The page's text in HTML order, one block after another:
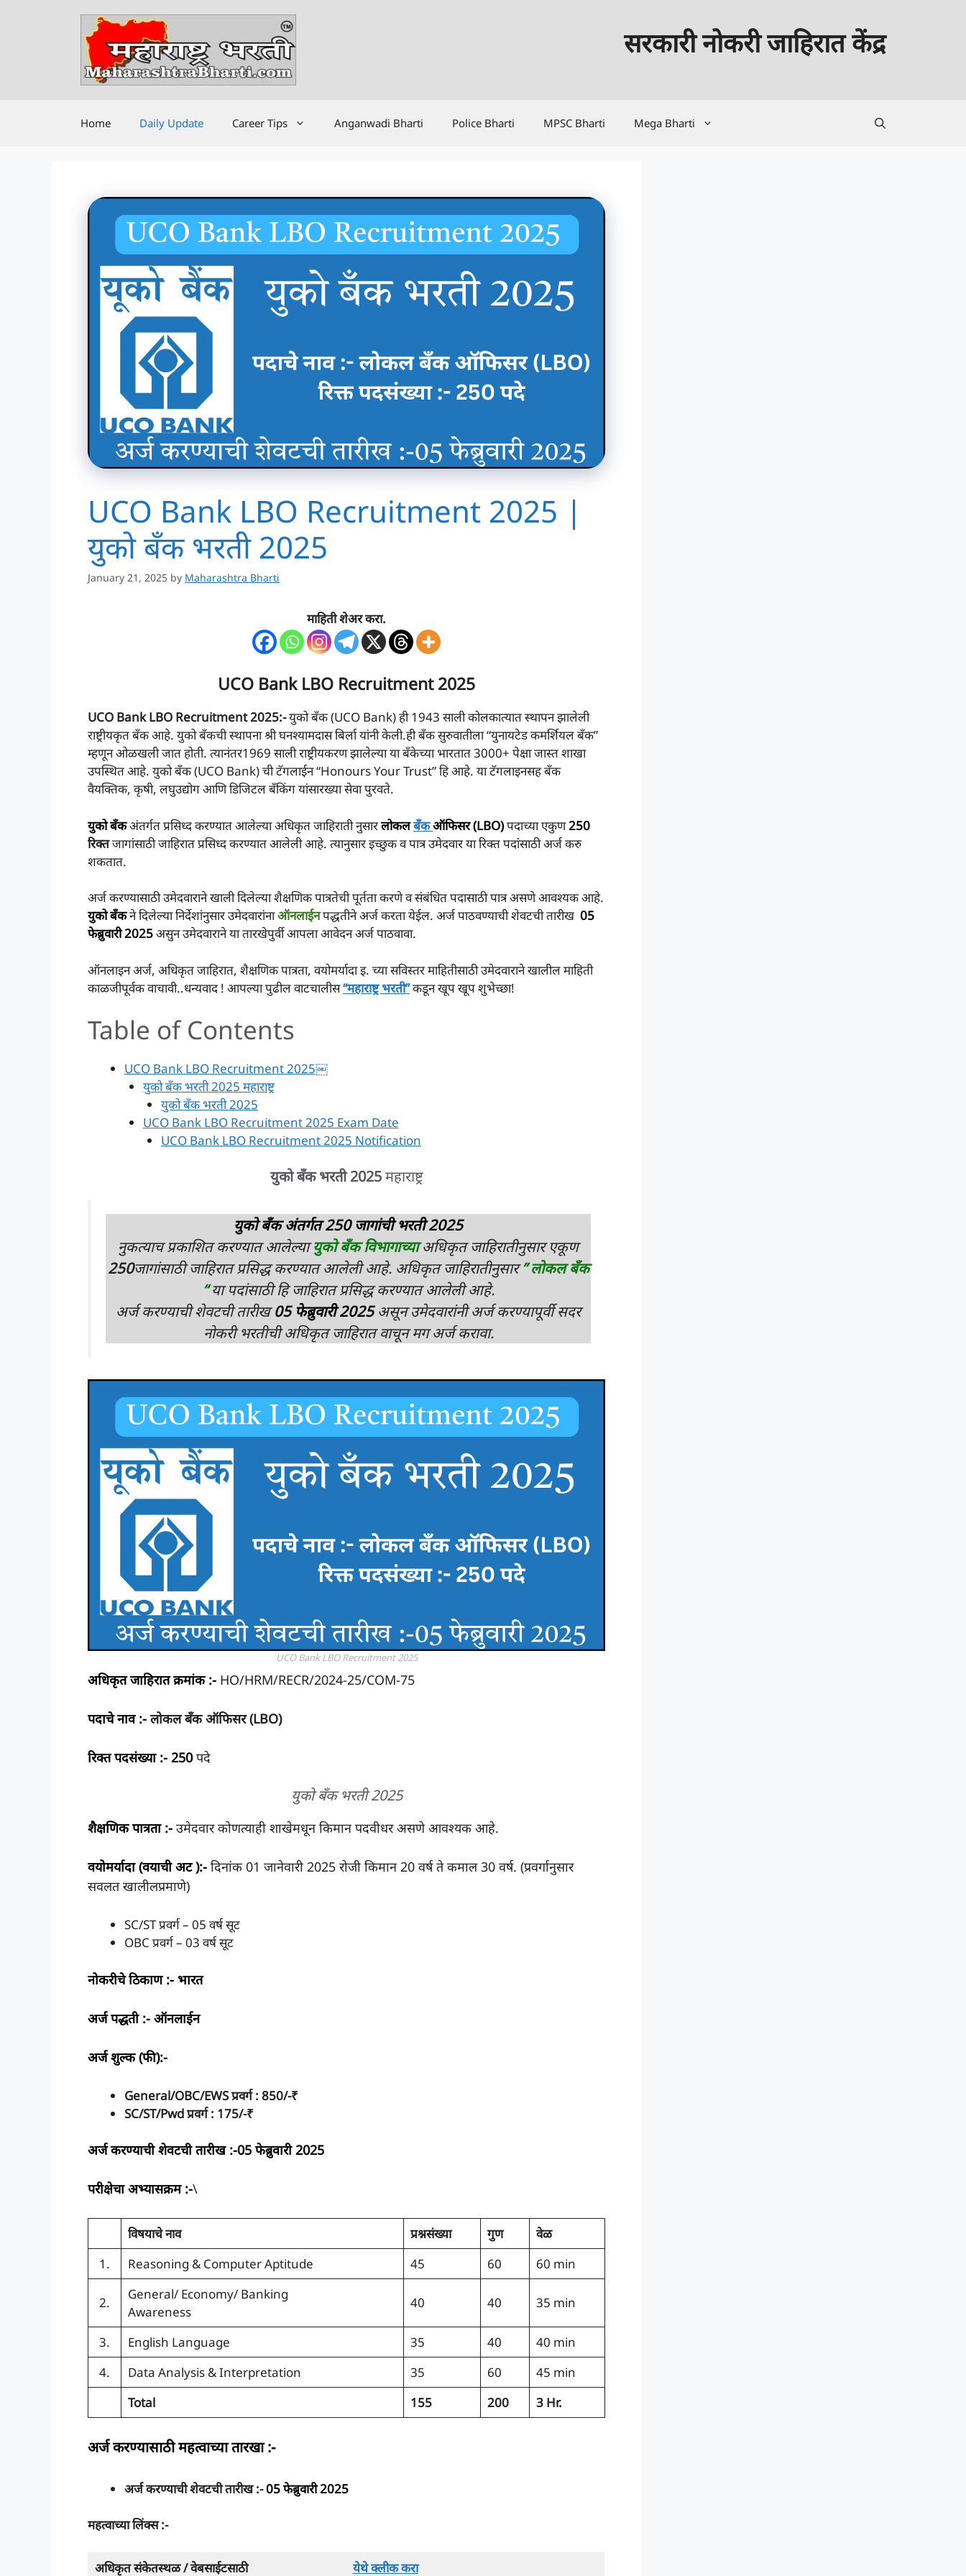
सरकारी नोकरी जाहिरात केंद्र
Home Daily Update Career Tips Anganwadi Bharti Police Bharti MPSC Bharti Mega Bharti
UCO Bank LBO Recruitment 2025 |
युको बँक भरती 2025
January 21, 2025 by Maharashtra Bharti
माहिती शेअर करा.
UCO Bank LBO Recruitment 2025
UCO Bank LBO Recruitment 2025:-युको बँक (UCO Bank) ही 1943 साली कोलकात्यात स्थापन झालेली
राष्ट्रीयकृत बँक आहे. युको बँकची स्थापना श्री घनश्यामदास बिर्ला यांनी केली.ही बँक सुरुवातीला “युनायटेड कमर्शियल बँक”
म्हणून ओळखली जात होती. त्यानंतर1969 साली राष्ट्रीयकरण झालेल्या या बँकेच्या भारतात 3000+ पेक्षा जास्त शाखा
उपस्थित आहे. युको बँक (UCO Bank) ची टॅगलाईन “Honours Your Trust” हि आहे. या टॅगलाइनसह बँक
वैयक्तिक, कृषी, लघुउद्योग आणि डिजिटल बँकिंग यांसारख्या सेवा पुरवते.
युको बँकअंतर्गत प्रसिध्द करण्यात आलेल्या अधिकृत जाहिराती नुसारलोकलबँकऑफिसर (LBO)पदाच्या एकुण250
रिक्तजागांसाठी जाहिरात प्रसिध्द करण्यात आलेली आहे. त्यानुसार इच्छुक व पात्र उमेदवार या रिक्त पदांंसाठी अर्ज करु
शकतात.
अर्ज करण्यासाठी उमेदवाराने खाली दिलेल्या शैक्षणिक पात्रतेची पूर्तता करणे व संबंधित पदासाठी पात्र असणे आवश्यक आहे.
युको बँकने दिलेल्या निर्देशांनुसार उमेदवारांनाऑनलाईनपद्धतीने अर्ज करता येईल. अर्ज पाठवण्याची शेवटची तारीख 05
फेब्रुवारी 2025असुन उमेदवाराने या तारखेपुर्वी आपला आवेदन अर्ज पाठवावा.
ऑनलाइन अर्ज, अधिकृत जाहिरात, शैक्षणिक पात्रता, वयोमर्यादा इ. च्या सविस्तर माहितीसाठी उमेदवाराने खालील माहिती
काळजीपूर्वक वाचावी..धन्यवाद ! आपल्या पुढील वाटचालीस“महाराष्ट्र भरती”कडून खूप खूप शुभेच्छा!
Table of Contents
UCO Bank LBO Recruitment 2025￼
युको बँक भरती 2025 महाराष्ट्र
युको बँक भरती 2025
UCO Bank LBO Recruitment 2025 Exam Date
UCO Bank LBO Recruitment 2025 Notification
युको बँक भरती 2025महाराष्ट्र
युको बँक अंतर्गत 250 जागांची भरती 2025
नुकत्याच प्रकाशित करण्यात आलेल्यायुको बँक विभागाच्याअधिकृत जाहिरातीनुसार एकूण
250जागांसाठी जाहिरात प्रसिद्ध करण्यात आलेली आहे. अधिकृत जाहिरातीनुसार” लोकल बँक
“या पदांसाठी हि जाहिरात प्रसिद्ध करण्यात आलेली आहे.
अर्ज करण्याची शेवटची तारीख 05 फेब्रुवारी 2025 असून उमेदवारांनी अर्ज करण्यापूर्वी सदर
नोकरी भरतीची अधिकृत जाहिरात वाचून मग अर्ज करावा.
UCO Bank LBO Recruitment 2025
अधिकृत जाहिरात क्रमांक :- HO/HRM/RECR/2024-25/COM-75
पदाचे नाव :- लोकल बँक ऑफिसर (LBO)
रिक्त पदसंख्या :- 250पदे
युको बँक भरती 2025
शैक्षणिक पात्रता :- उमेदवार कोणत्याही शाखेमधून किमान पदवीधर असणे आवश्यक आहे.
वयोमर्यादा (वयाची अट ):- दिनांक 01 जानेवारी 2025 रोजी किमान 20 वर्ष ते कमाल 30 वर्ष. (प्रवर्गानुसार
सवलत खालीलप्रमाणे)
SC/ST प्रवर्ग – 05 वर्ष सूट
OBC प्रवर्ग – 03 वर्ष सूट
नोकरीचे ठिकाण :- भारत
अर्ज पद्धती :- ऑनलाईन
अर्ज शुल्क (फी):-
General/OBC/EWS प्रवर्ग : 850/-₹
SC/ST/Pwd प्रवर्ग : 175/-₹
अर्ज करण्याची शेवटची तारीख :-05 फेब्रुवारी 2025
परीक्षेचा अभ्यासक्रम :-\
विषयाचे नाव प्रश्नसंख्या गुण
वेळ
1.
Reasoning & Computer Aptitude 45 60 60 min
2.
General/ Economy/ Banking
Awareness
40 40 35 min
3. English Language 35 40
40 min
4.
Data Analysis & Interpretation 35 60
45 min
Total
155 200 3 Hr.
अर्ज करण्यासाठी महत्वाच्या तारखा :-
अर्ज करण्याची शेवटची तारीख :-05 फेब्रुवारी 2025
महत्वाच्या लिंक्स :-
अधिकृत संकेतस्थळ / वेबसाईटसाठी येथे क्लीक करा